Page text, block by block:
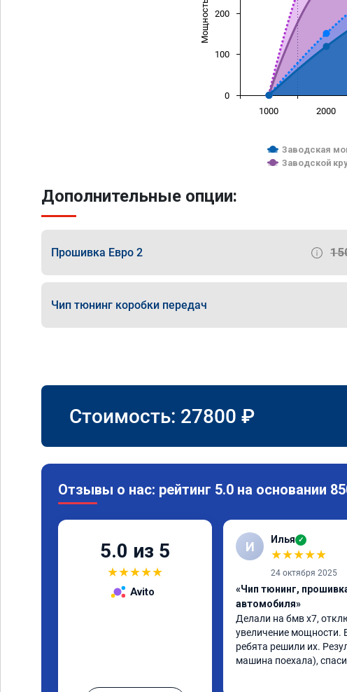
Заводская
Заводской
1000 2000
0
100
200
Дополнительные опции:
Прошивка Евро 2
Чип тюнинг коробки передач
Стоимость: 27800 ₽
Отзывы о нас: рейтинг 5.0 на основании
5.0 из 5
★★★★★
Avito
И Илья ✓
★★★★★
24 октября 2025
«Чип тюнинг,
автомобиля»
Делали на бмв х7,
увеличение
ребята решили их.
машина поехала),